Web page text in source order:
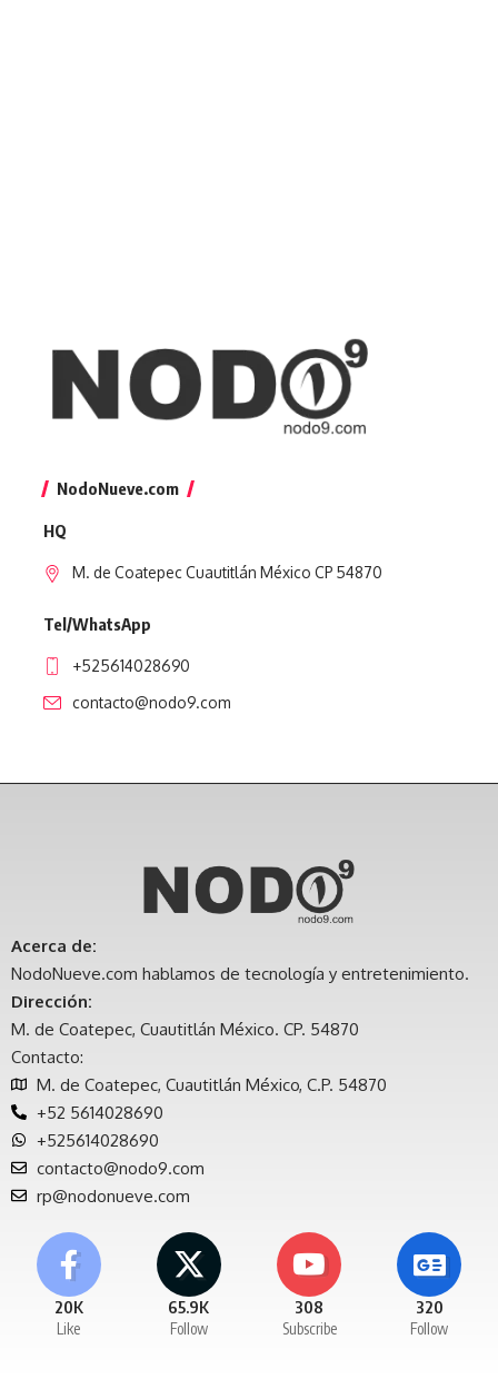
NodoNueve.com
HQ
M. de Coatepec Cuautitlán México CP 54870
Tel/WhatsApp
+525614028690
contacto@nodo9.com
Acerca de:
NodoNueve.com hablamos de tecnología y entretenimiento.
Dirección:
M. de Coatepec, Cuautitlán México. CP. 54870
Contacto:
M. de Coatepec, Cuautitlán México, C.P. 54870
+52 5614028690
+525614028690
contacto@nodo9.com
rp@nodonueve.com
20K
Like
65.9K
Follow
308
Subscribe
320
Follow